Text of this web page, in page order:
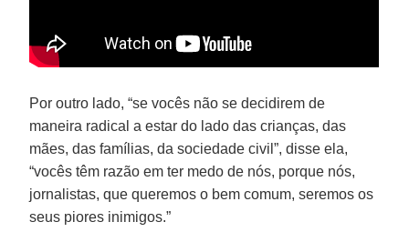
Por outro lado, “se vocês não se decidirem de
maneira radical a estar do lado das crianças, das
mães, das famílias, da sociedade civil”, disse ela,
“vocês têm razão em ter medo de nós, porque nós,
jornalistas, que queremos o bem comum, seremos os
seus piores inimigos.”